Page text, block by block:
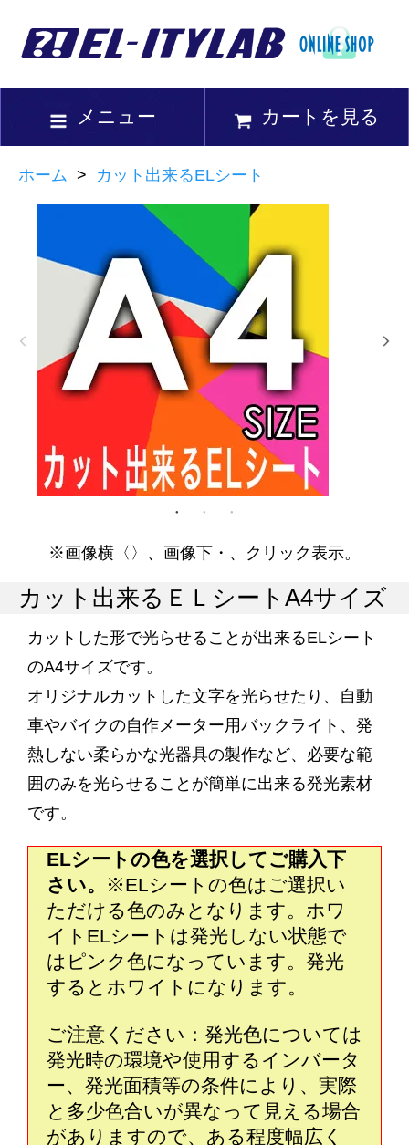
メニュー カートを見る
ホーム > カット出来るELシート
※画像横〈〉、画像下・、クリック表示。
カット出来るＥＬシートA4サイズ
カットした形で光らせることが出来るELシート
のA4サイズです。
オリジナルカットした文字を光らせたり、自動
車やバイクの自作メーター用バックライト、発
熱しない柔らかな光器具の製作など、必要な範
囲のみを光らせることが簡単に出来る発光素材
です。
ELシートの色を選択してご購入下
さい。
※ELシートの色はご選択い
ただける色のみとなります。ホワ
イトELシートは発光しない状態で
はピンク色になっています。発光
するとホワイトになります。
ご注意ください：発光色については
発光時の環境や使用するインバータ
ー、発光面積等の条件により、実際
と多少色合いが異なって見える場合
がありますので、ある程度幅広く